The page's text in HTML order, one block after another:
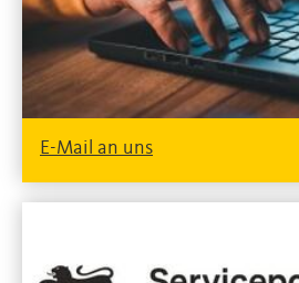
E-Mail an uns